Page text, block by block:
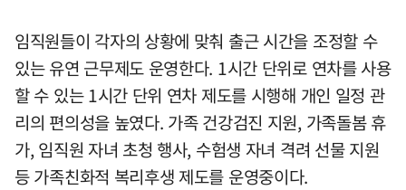
임직원들이 각자의 상황에 맞춰 출근 시간을 조정할 수
있는 유연 근무제도 운영한다. 1시간 단위로 연차를 사용
할 수 있는 1시간 단위 연차 제도를 시행해 개인 일정 관
리의 편의성을 높였다. 가족 건강검진 지원, 가족돌봄 휴
가, 임직원 자녀 초청 행사, 수험생 자녀 격려 선물 지원
등 가족친화적 복리후생 제도를 운영중이다.